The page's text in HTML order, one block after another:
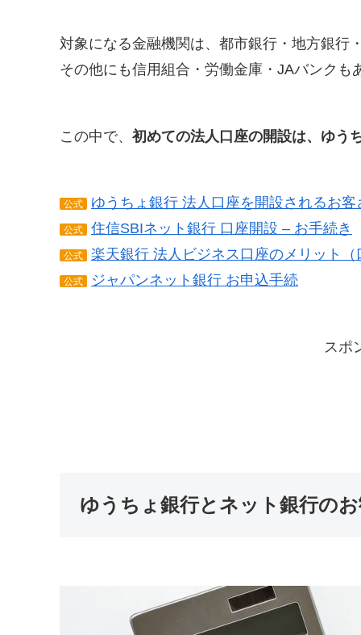
対象になる金融機関は、都市銀行・地方銀行
その他にも信用組合・労働金庫・JAバンクも
この中で、 初めての法人口座の開設は、ゆう
公式 ゆうちょ銀行 法人口座を開設されるお客
公式 住信SBIネット銀行 口座開設 – お手続き
公式 楽天銀行 法人ビジネス口座のメリット（
公式 ジャパンネット銀行 お申込手続
スポ
ゆうちょ銀行とネット銀行の